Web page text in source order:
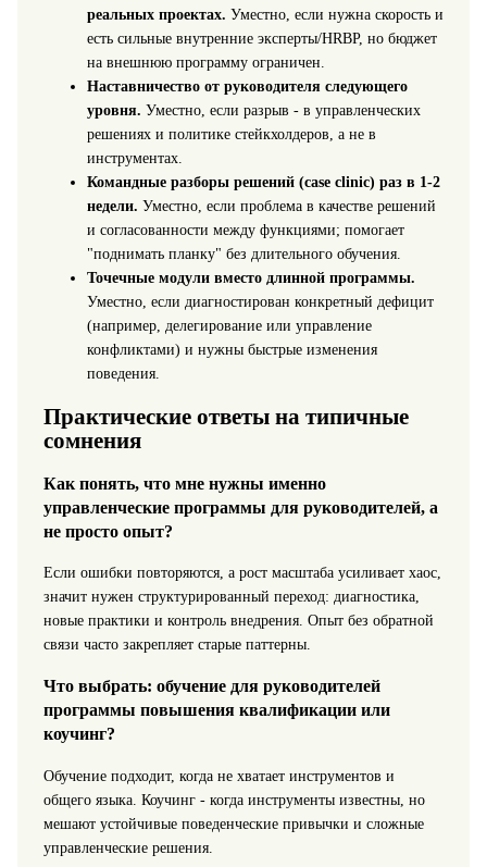
реальных проектах. Уместно, если нужна скорость и
есть сильные внутренние эксперты/HRBP, но бюджет
на внешнюю программу ограничен.
Наставничество от руководителя следующего
уровня. Уместно, если разрыв - в управленческих
решениях и политике стейкхолдеров, а не в
инструментах.
Командные разборы решений (case clinic) раз в 1-2
недели. Уместно, если проблема в качестве решений
и согласованности между функциями; помогает
"поднимать планку" без длительного обучения.
Точечные модули вместо длинной программы.
Уместно, если диагностирован конкретный дефицит
(например, делегирование или управление
конфликтами) и нужны быстрые изменения
поведения.
Практические ответы на типичные
сомнения
Как понять, что мне нужны именно
управленческие программы для руководителей, а
не просто опыт?
Если ошибки повторяются, а рост масштаба усиливает хаос,
значит нужен структурированный переход: диагностика,
новые практики и контроль внедрения. Опыт без обратной
связи часто закрепляет старые паттерны.
Что выбрать: обучение для руководителей
программы повышения квалификации или
коучинг?
Обучение подходит, когда не хватает инструментов и
общего языка. Коучинг - когда инструменты известны, но
мешают устойчивые поведенческие привычки и сложные
управленческие решения.